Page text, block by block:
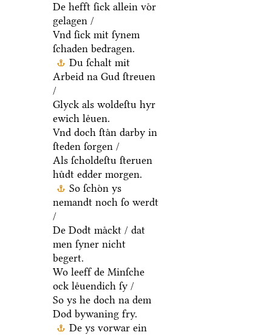
De hefft ſick allein voͤr
gelagen /
Vnd ſick mit ſynem
ſchaden bedragen.
Du ſchalt mit
Arbeid na Gud ſtreuen
/
Glyck als woldeſtu hyr
ewich leͤuen.
Vnd doch ſtaͤn darby in
ſteden ſorgen /
Als ſcholdeſtu ſteruen
huͤdt edder morgen.
So ſchoͤn ys
nemandt noch ſo werdt
/
De Dodt maͤckt / dat
men ſyner nicht
begert.
Wo leeff de Minſche
ock leͤuendich ſy /
So ys he doch na dem
Dod bywaning fry.
De ys vorwar ein